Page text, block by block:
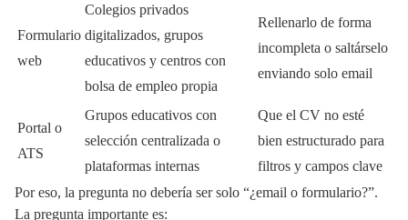
Formulario
web
Colegios privados
digitalizados, grupos
educativos y centros con
bolsa de empleo propia
Rellenarlo de forma
incompleta o saltárselo
enviando solo email
Portal o
ATS
Grupos educativos con
selección centralizada o
plataformas internas
Que el CV no esté
bien estructurado para
filtros y campos clave
Por eso, la pregunta no debería ser solo “¿email o formulario?”.
La pregunta importante es: